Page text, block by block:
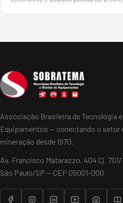
Associação Brasileira de Tecnologia
Equipamentos — conectando o setor
mineração desde 1970.
Av. Francisco Matarazzo, 404 Cj.
São Paulo/SP — CEP 05001-000